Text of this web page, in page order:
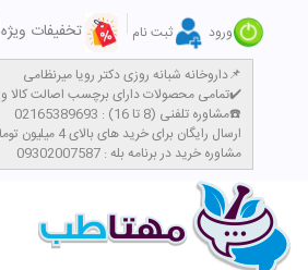
ورود ثبت نام تخفیفات ویژه
داروخانه شبانه روزی دکتر رویا میرنظامی📌
تمامی محصولات دارای برچسب اصالت کالا و سیب سلامت میباشند✔️
مشاوره تلفنی (8 تا 16) : 02165389693☎️
​ارسال رایگان برای خرید های بالای 4 میلیون تومان با پست پیشتاز
مشاوره خرید در برنامه بله : 09302007587